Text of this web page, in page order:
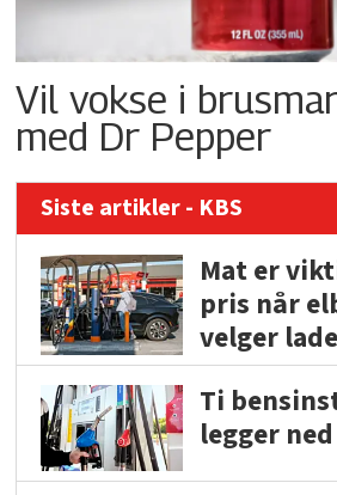
Vil vokse i
med Dr Pepper
Siste artikler - KBS
Mat er
pris når
velger
Ti
legger